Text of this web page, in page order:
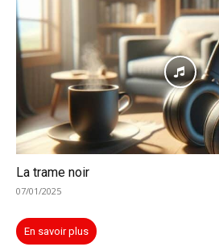
La trame noir
07/01/2025
En savoir plus